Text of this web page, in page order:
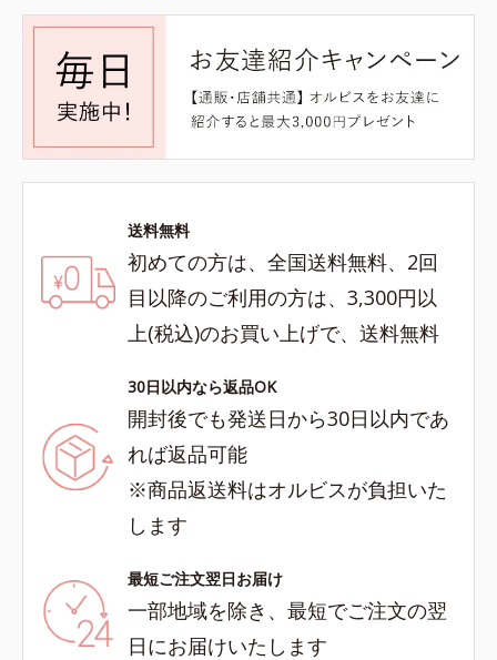
送料無料
初めての方は、全国送料無料、2回
目以降のご利用の方は、3,300円以
上(税込)のお買い上げで、送料無料
30日以内なら返品OK
開封後でも発送日から30日以内であ
れば返品可能
※商品返送料はオルビスが負担いた
します
最短ご注文翌日お届け
一部地域を除き、最短でご注文の翌
日にお届けいたします